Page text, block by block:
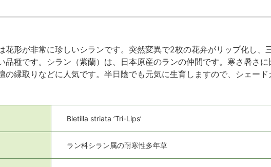
花形が非常に珍しいシランです。突然変異で2枚の花弁がリップ化し
品種です。シラン（紫蘭）は、日本原産のランの仲間です。寒さ暑さ
の縁取りなどに人気です。半日陰でも元気に生育しますので、シェー
Bletilla striata ’Tri-Lips’
ラン科シラン属の耐寒性多年草